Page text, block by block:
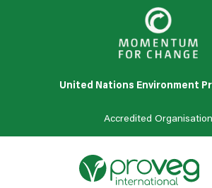
United Nations Environment
Accredited Organisation